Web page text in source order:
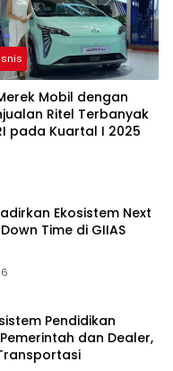
Mobil dengan
Ritel Terbanyak
pada Kuartal I 2025
Ekosistem Next
Time di GIIAS
Pendidikan
dan Dealer,